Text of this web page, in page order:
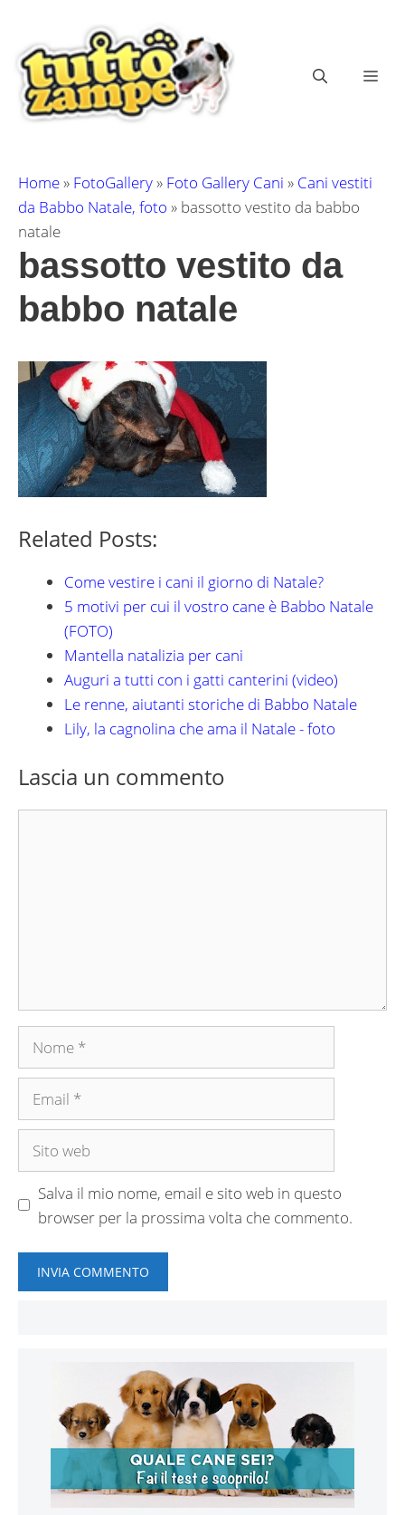
contenuto
Home» FotoGallery» Foto Gallery Cani » Cani vestiti
da Babbo Natale, foto » bassotto vestito da babbo
natale
bassotto vestito da
babbo natale
Related Posts:
Come vestire i cani il giorno di Natale?
5 motivi per cui il vostro cane è Babbo Natale
(FOTO)
Mantella natalizia per cani
Auguri a tutti con i gatti canterini (video)
Le renne, aiutanti storiche di Babbo Natale
Lily, la cagnolina che ama il Natale - foto
Lascia un commento
Nome
Email
Sito
Salva il mio nome, email e sito web in questo
browser per la prossima volta che commento.